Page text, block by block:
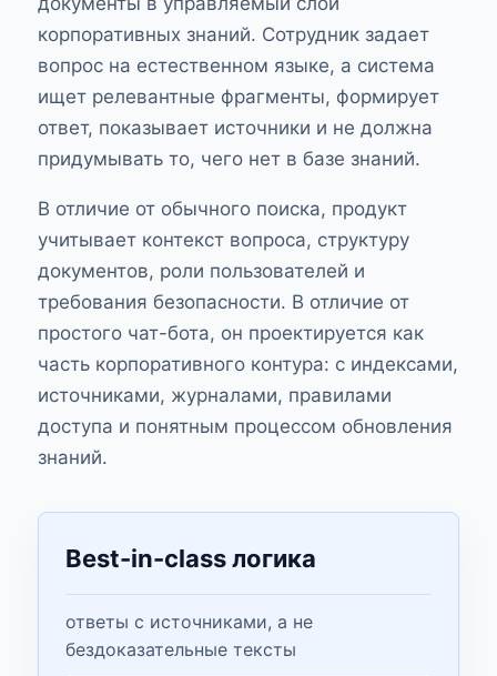
корпоративных знаний. Сотрудник задает
вопрос на естественном языке, а система
ищет релевантные фрагменты, формирует
ответ, показывает источники и не должна
придумывать то, чего нет в базе знаний.
В отличие от обычного поиска, продукт
учитывает контекст вопроса, структуру
документов, роли пользователей и
требования безопасности. В отличие от
простого чат-бота, он проектируется как
часть корпоративного контура: с индексами,
источниками, журналами, правилами
доступа и понятным процессом обновления
знаний.
Best-in-class логика
ответы с источниками, а не
бездоказательные тексты